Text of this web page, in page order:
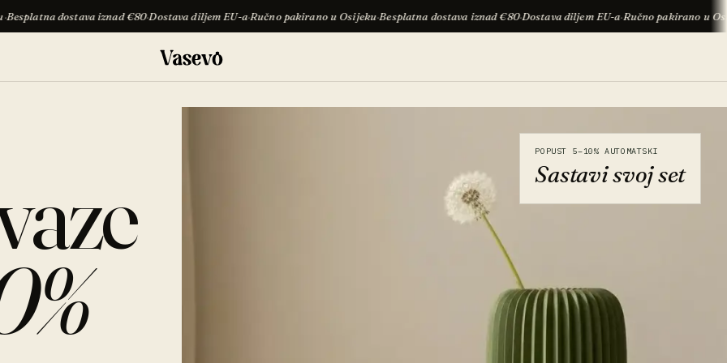
iznad €80·Dostava diljem EU-a·Ručno pakirano u Osijeku·Besplatna dostava iznad €80·Dostava diljem EU-a·Ručno pakirano u Osijeku·
POPUST 5–10% AUTOMATSKI
Sastavi svoj set